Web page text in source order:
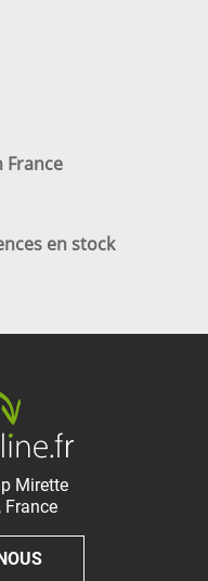
France
en stock
Mirette
, France